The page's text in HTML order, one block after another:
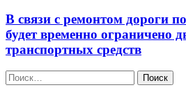
В связи с ремонтом дороги
будет временно ограничено
транспортных средств
Найти: